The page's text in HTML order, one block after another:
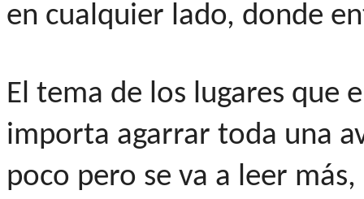
en cualquier lado, donde
El tema de los lugares que
importa agarrar toda una
poco pero se va a leer